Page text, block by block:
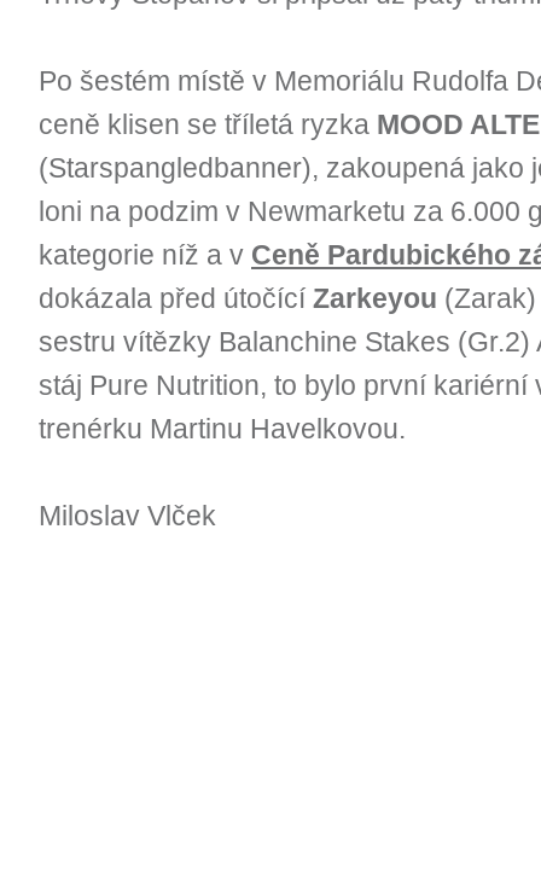
Po šestém místě v Memoriálu Rudolfa
ceně klisen se tříletá ryzka MOOD
(Starspangledbanner), zakoupená jako
loni na podzim v Newmarketu za 6.000
kategorie níž a v Ceně Pardubického
dokázala před útočící Zarkeyou
sestru vítězky Balanchine Stakes
stáj Pure Nutrition, to bylo první
trenérku Martinu Havelkovou.
Miloslav Vlček